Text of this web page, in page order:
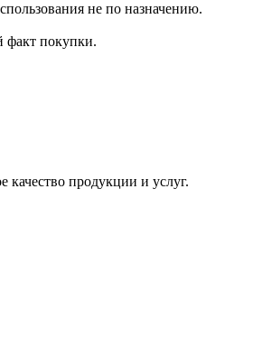
не по назначению.
факт покупки.
продукции и услуг.